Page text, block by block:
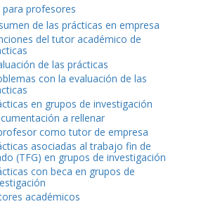
profesores
de las prácticas en empresa
del tutor académico de
de las prácticas
con la evaluación de las
en grupos de investigación
a rellenar
como tutor de empresa
asociadas al trabajo fin de
(TFG) en grupos de investigación
con beca en grupos de
académicos